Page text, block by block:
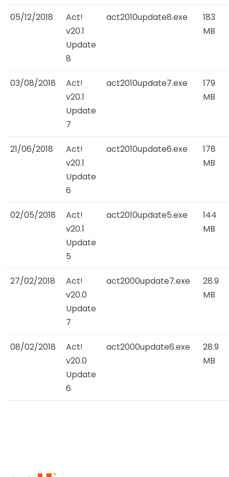
05/12/2018
Act!
v20.1
Update
8
act2010update8.exe
183
MB
03/08/2018
Act!
v20.1
Update
7
act2010update7.exe
179
MB
21/06/2018
Act!
v20.1
Update
6
act2010update6.exe
178
MB
02/05/2018
Act!
v20.1
Update
5
act2010update5.exe
144
MB
27/02/2018
Act!
v20.0
Update
7
act2000update7.exe
28.9
MB
08/02/2018
Act!
v20.0
Update
6
act2000update6.exe
28.9
MB